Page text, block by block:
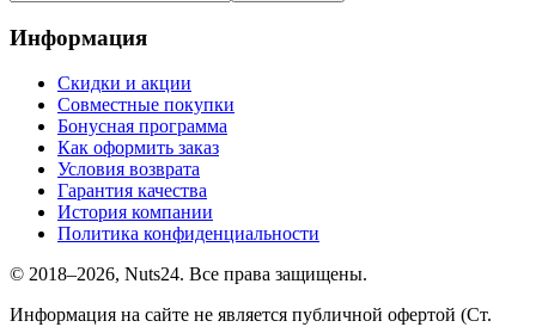
Информация
Скидки и акции
Совместные покупки
Бонусная программа
Как оформить заказ
Условия возврата
Гарантия качества
История компании
Политика конфиденциальности
© 2018–2026, Nuts24. Все права защищены.
Информация на сайте не является публичной офертой (Ст.